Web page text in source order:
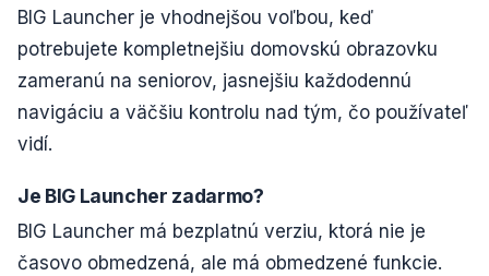
BIG Launcher je vhodnejšou voľbou, keď
potrebujete kompletnejšiu domovskú obrazovku
zameranú na seniorov, jasnejšiu každodennú
navigáciu a väčšiu kontrolu nad tým, čo používateľ
vidí.
Je BIG Launcher zadarmo?
BIG Launcher má bezplatnú verziu, ktorá nie je
časovo obmedzená, ale má obmedzené funkcie.